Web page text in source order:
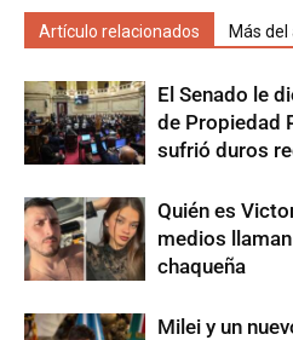
Artículo relacionados Más
El Senado le
de Propiedad
sufrió duros
Quién es
medios
chaqueña
Milei y un